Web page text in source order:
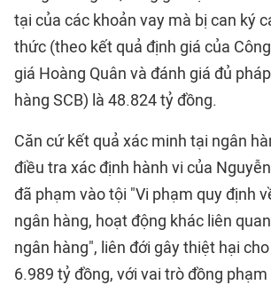
tại của các khoản vay mà bị can ký
thức (theo kết quả định giá của
giá Hoàng Quân và đánh giá đủ
hàng SCB) là 48.824 tỷ đồng.
Căn cứ kết quả xác minh tại ngân
điều tra xác định hành vi của
đã phạm vào tội "Vi phạm quy định
ngân hàng, hoạt động khác liên
ngân hàng", liên đới gây thiệt hại
6.989 tỷ đồng, với vai trò đồng